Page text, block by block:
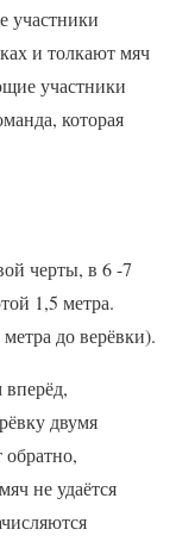
участники
и толкают мяч
участники
которая
черты, в 6 -7
1,5 метра.
до верёвки).
двумя
обратно,
не удаётся